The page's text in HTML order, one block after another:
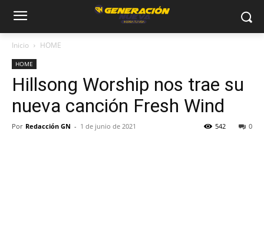
Inicio HOME
HOME
Hillsong Worship nos trae su
nueva canción Fresh Wind
Por Redacción GN - 1 de junio de 2021 0
542